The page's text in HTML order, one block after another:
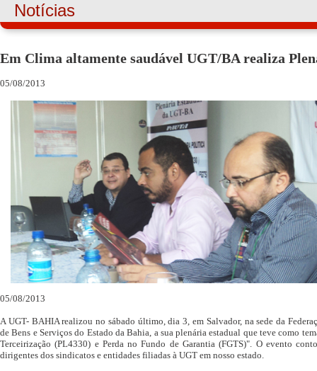
Notícias
Em Clima altamente saudável UGT/BA realiza
05/08/2013
05/08/2013
A UGT- BAHIA realizou no sábado último, dia 3, em Salvador, na sede da
de Bens e Serviços do Estado da Bahia, a sua plenária estadual que teve como
Terceirização (PL4330) e Perda no Fundo de Garantia (FGTS)". O evento
dirigentes dos sindicatos e entidades filiadas à UGT em nosso estado.